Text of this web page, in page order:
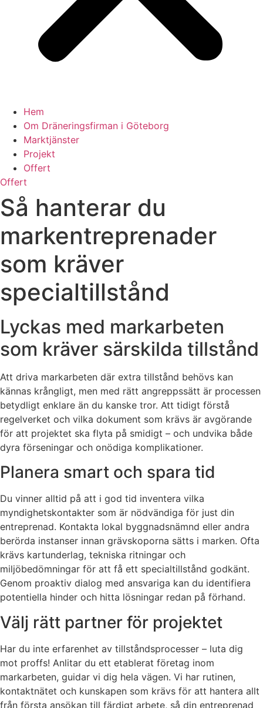
Hem
Om Dräneringsfirman i Göteborg
Marktjänster
Projekt
Offert
Offert
Så hanterar du
markentreprenader
som kräver
specialtillstånd
Lyckas med markarbeten
som kräver särskilda tillstånd
Att driva markarbeten där extra tillstånd behövs kan
kännas krångligt, men med rätt angreppssätt är processen
betydligt enklare än du kanske tror. Att tidigt förstå
regelverket och vilka dokument som krävs är avgörande
för att projektet ska flyta på smidigt – och undvika både
dyra förseningar och onödiga komplikationer.
Planera smart och spara tid
Du vinner alltid på att i god tid inventera vilka
myndighetskontakter som är nödvändiga för just din
entreprenad. Kontakta lokal byggnadsnämnd eller andra
berörda instanser innan grävskoporna sätts i marken. Ofta
krävs kartunderlag, tekniska ritningar och
miljöbedömningar för att få ett specialtillstånd godkänt.
Genom proaktiv dialog med ansvariga kan du identifiera
potentiella hinder och hitta lösningar redan på förhand.
Välj rätt partner för projektet
Har du inte erfarenhet av tillståndsprocesser – luta dig
mot proffs! Anlitar du ett etablerat företag inom
markarbeten, guidar vi dig hela vägen. Vi har rutinen,
kontaktnätet och kunskapen som krävs för att hantera allt
från första ansökan till färdigt arbete, så din entreprenad